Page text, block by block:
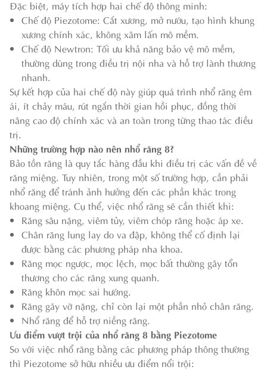
Đặc biệt, máy tích hợp hai chế độ thông minh:
Chế độ Piezotome: Cắt xương, mở nướu, tạo hình khung
xương chính xác, không xâm lấn mô mềm.
Chế độ Newtron: Tối ưu khả năng bảo vệ mô mềm,
thường dùng trong điều trị nội nha và hỗ trợ lành thương
nhanh.
Sự kết hợp của hai chế độ này giúp quá trình nhổ răng êm
ái, ít chảy máu, rút ngắn thời gian hồi phục, đồng thời
nâng cao độ chính xác và an toàn trong từng thao tác điều
trị.
Những trường hợp nào nên nhổ răng 8?
Bảo tồn răng là quy tắc hàng đầu khi điều trị các vấn đề về
răng miệng. Tuy nhiên, trong một số trường hợp, cần phải
nhổ răng để tránh ảnh hưởng đến các phần khác trong
khoang miệng. Cụ thể, việc nhổ răng sẽ cần thiết khi:
Răng sâu nặng, viêm tủy, viêm chóp răng hoặc áp xe.
Chân răng lung lay do va đập, không thể cố định lại
được bằng các phương pháp nha khoa.
Răng mọc ngược, mọc lệch, mọc bất thường gây tổn
thương cho các răng xung quanh.
Răng khôn mọc sai hướng.
Răng gãy vỡ nặng, chỉ còn lại một phần nhỏ chân răng.
Nhổ răng để hỗ trợ niềng răng.
Ưu điểm vượt trội của nhổ răng 8 bằng Piezotome
So với việc nhổ răng bằng các phương pháp thông thường
thì Piezotome sở hữu nhiều ưu điểm nổi trội: